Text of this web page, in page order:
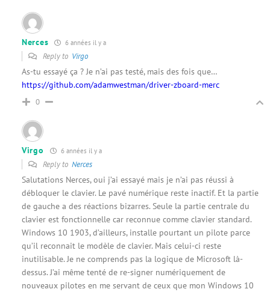
Nerces 6 années il y a
Reply to Virgo
As-tu essayé ça ? Je n’ai pas testé, mais des fois que…
https://github.com/adamwestman/driver-zboard-merc
0
Virgo 6 années il y a
Reply to Nerces
Salutations Nerces, oui j’ai essayé mais je n’ai pas réussi à
débloquer le clavier. Le pavé numérique reste inactif. Et la partie
de gauche a des réactions bizarres. Seule la partie centrale du
clavier est fonctionnelle car reconnue comme clavier standard.
Windows 10 1903, d’ailleurs, installe pourtant un pilote parce
qu’il reconnait le modèle de clavier. Mais celui-ci reste
inutilisable. Je ne comprends pas la logique de Microsoft là-
dessus. J’ai même tenté de re-signer numériquement de
nouveaux pilotes en me servant de ceux que mon Windows 10